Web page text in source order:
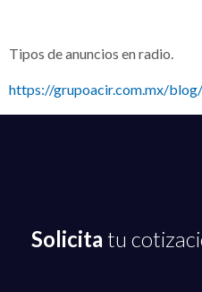
Tipos de anuncios en radio.
https://grupoacir.com.mx/
Solicita tu